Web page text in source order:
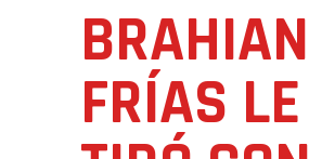
BRAHIAN
FRÍAS LE